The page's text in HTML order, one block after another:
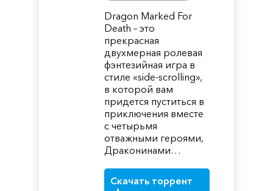
Dragon Marked For
Death – это
прекрасная
двухмерная ролевая
фэнтезийная игра в
стиле «side-scrolling»,
в которой вам
придется пуститься в
приключения вместе
с четырьмя
отважными героями,
Драконинами…
Скачать торрент